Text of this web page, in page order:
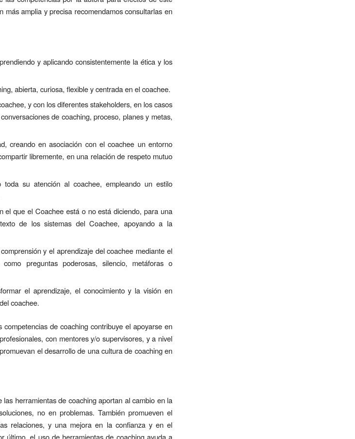
más amplia y precisa recomendamos consultarlas en
y aplicando consistentemente la ética y los
abierta, curiosa, flexible y centrada en el coachee.
y con los diferentes stakeholders, en los casos
de coaching, proceso, planes y metas,
creando en asociación con el coachee un entorno
libremente, en una relación de respeto mutuo
toda su atención al coachee, empleando un estilo
el que el Coachee está o no está diciendo, para una
de los sistemas del Coachee, apoyando a la
y el aprendizaje del coachee mediante el
preguntas poderosas, silencio, metáforas o
el aprendizaje, el conocimiento y la visión en
coachee.
de coaching contribuye el apoyarse en
con mentores y/o supervisores, y a nivel
el desarrollo de una cultura de coaching en
herramientas de coaching aportan al cambio en la
no en problemas. También promueven el
relaciones, y una mejora en la confianza y en el
último, el uso de herramientas de coaching ayuda a